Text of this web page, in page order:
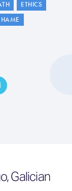
ETHICS
Galician